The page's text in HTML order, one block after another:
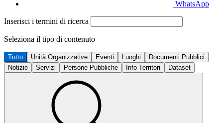
WhatsApp
Inserisci i termini di ricerca
Seleziona il tipo di contenuto
Tutto Unità Organizzative Eventi Luoghi
Documenti Pubblici
Notizie
Servizi Persone Pubbliche Info Territori Dataset